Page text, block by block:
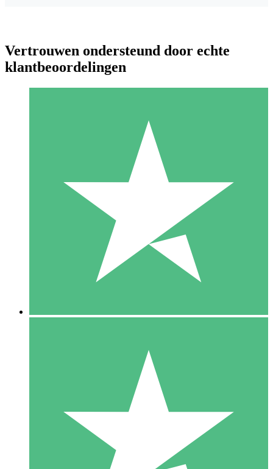
Individuele Creditpakketten
Betaal per gebruik met downloadtegoeden. Geen maandelijkse
1000
10 Downloaden
20 00
Vertrouwen ondersteund door echte
klantbeoordelingen